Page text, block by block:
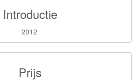
Introductie
2012
Prijs